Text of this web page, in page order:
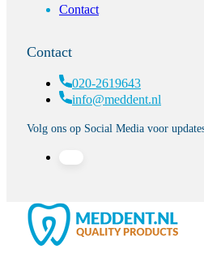
Contact
Contact
020-2619643
info@meddent.nl
Volg ons op Social Media voor